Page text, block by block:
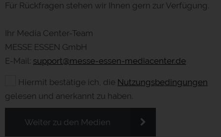
Für Rückfragen stehen wir Ihnen gern zur Verfügung.
Ihr Media Center-Team
MESSE ESSEN GmbH
E-Mail: support@messe-essen-mediacenter.de
Hiermit bestätige ich, die Nutzungsbedingungen
gelesen und anerkannt zu haben.
Weiter zu den Medien